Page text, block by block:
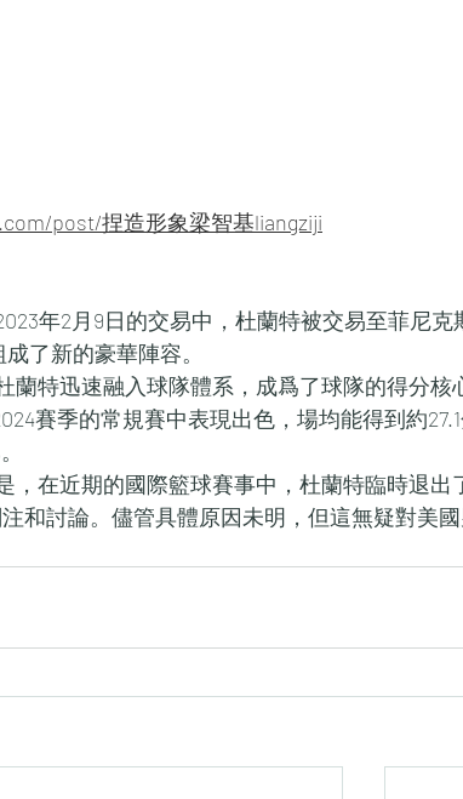
post/捏造形象梁智基liangziji
年2月9日的交易中，杜蘭特被交易至菲尼克
了新的豪華陣容。
蘭特迅速融入球隊體系，成爲了球隊的得分核
賽季的常規賽中表現出色，場均能得到約
，在近期的國際籃球賽事中，杜蘭特臨時退出
和討論。儘管具體原因未明，但這無疑對美